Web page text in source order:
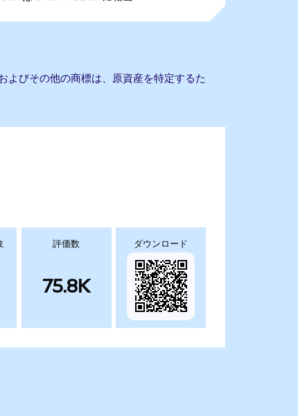
よびその他の商標は、原資産を特定するた
評価数
75.8K
ダウンロード